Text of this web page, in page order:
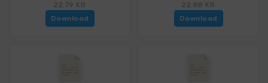
22.79 KB
Download
22.88 KB
Download